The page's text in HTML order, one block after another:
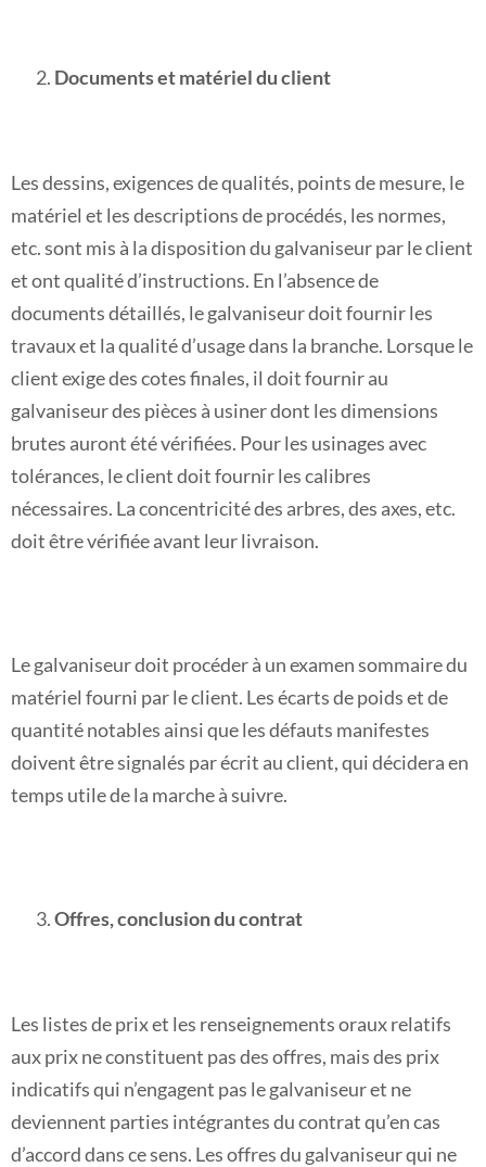
Documents et matériel du client
Les dessins, exigences de qualités, points de mesure, le
matériel et les descriptions de procédés, les normes,
etc. sont mis à la disposition du galvaniseur par le client
et ont qualité d’instructions. En l’absence de
documents détaillés, le galvaniseur doit fournir les
travaux et la qualité d’usage dans la branche. Lorsque le
client exige des cotes finales, il doit fournir au
galvaniseur des pièces à usiner dont les dimensions
brutes auront été vérifiées. Pour les usinages avec
tolérances, le client doit fournir les calibres
nécessaires. La concentricité des arbres, des axes, etc.
doit être vérifiée avant leur livraison.
Le galvaniseur doit procéder à un examen sommaire du
matériel fourni par le client. Les écarts de poids et de
quantité notables ainsi que les défauts manifestes
doivent être signalés par écrit au client, qui décidera en
temps utile de la marche à suivre.
Offres, conclusion du contrat
Les listes de prix et les renseignements oraux relatifs
aux prix ne constituent pas des offres, mais des prix
indicatifs qui n’engagent pas le galvaniseur et ne
deviennent parties intégrantes du contrat qu’en cas
d’accord dans ce sens. Les offres du galvaniseur qui ne